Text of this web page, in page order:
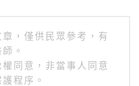
，僅供民眾參考，有
。
同意，非當事人同意
程序。